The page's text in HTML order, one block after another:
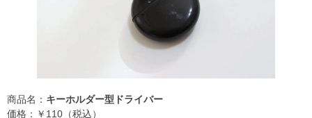
商品名： キーホルダー型ドライバー
価格：￥110（税込）